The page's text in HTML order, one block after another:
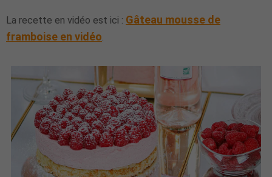
La recette en vidéo est ici : Gâteau mousse de
framboise en vidéo